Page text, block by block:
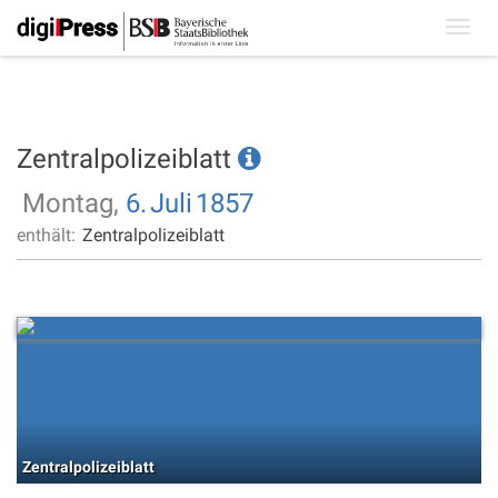
Zentralpolizeiblatt
Montag, 6.Juli 1857
enthält: Zentralpolizeiblatt
Zentralpolizeiblatt